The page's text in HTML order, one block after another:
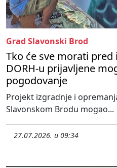
Grad Slavonski Brod
Tko će sve morati pred
DORH-u prijavljene
pogodovanje
Projekt izgradnje i
Slavonskom Brodu mogao...
27.07.2026. u 09:34